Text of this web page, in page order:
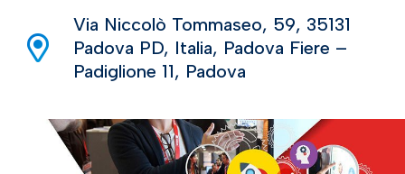
Via Niccolò Tommaseo, 59, 35131
Padova PD, Italia, Padova Fiere –
Padiglione 11, Padova